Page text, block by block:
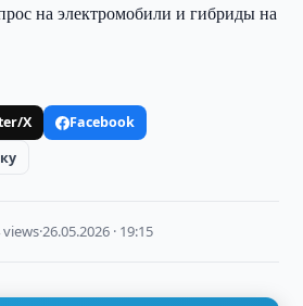
на электромобили и гибриды на
X
Facebook
·26.05.2026 · 19:15